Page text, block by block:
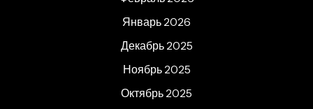
Январь 2026
Декабрь 2025
Ноябрь 2025
Октябрь 2025